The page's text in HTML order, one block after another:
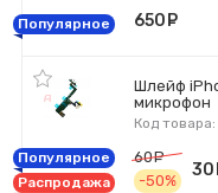
Популярное 650
Шлейф
микрофон
Код товара:
Популярное
Распродажа
60
-50%
30